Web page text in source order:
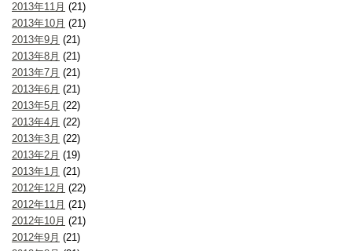
2013年11月 (21)
2013年10月 (21)
2013年9月 (21)
2013年8月 (21)
2013年7月 (21)
2013年6月 (21)
2013年5月 (22)
2013年4月 (22)
2013年3月 (22)
2013年2月 (19)
2013年1月 (21)
2012年12月 (22)
2012年11月 (21)
2012年10月 (21)
2012年9月 (21)